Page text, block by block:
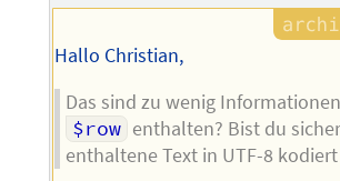
Hallo Christian,
Das sind zu wenig
$row enthalten? Bist du
enthaltene Text in UTF-8